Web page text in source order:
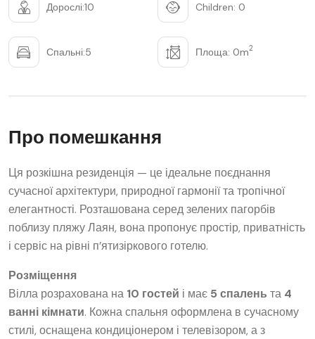
Дорослі:10 Children: 0
Спальні:5 Площа: 0m2
Про помешкання
Ця розкішна резиденція — це ідеальне поєднання
сучасної архітектури, природної гармонії та тропічної
елегантності. Розташована серед зелених пагорбів
поблизу пляжу Лаян, вона пропонує простір, приватність
і сервіс на рівні п’ятизіркового готелю.
Розміщення
Вілла розрахована на 10 гостей і має 5 спалень та 4
ванні кімнати. Кожна спальня оформлена в сучасному
стилі, оснащена кондиціонером і телевізором, а з